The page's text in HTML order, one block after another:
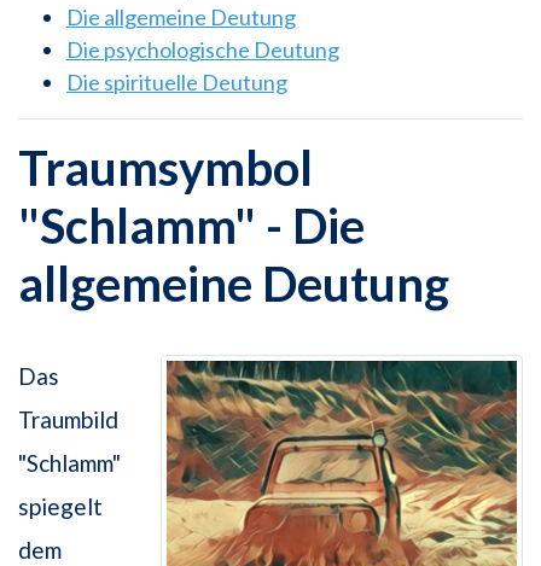
Die allgemeine Deutung
Die psychologische Deutung
Die spirituelle Deutung
Traumsymbol
"Schlamm" - Die
allgemeine Deutung
Das
Traumbild
"Schlamm"
spiegelt
dem